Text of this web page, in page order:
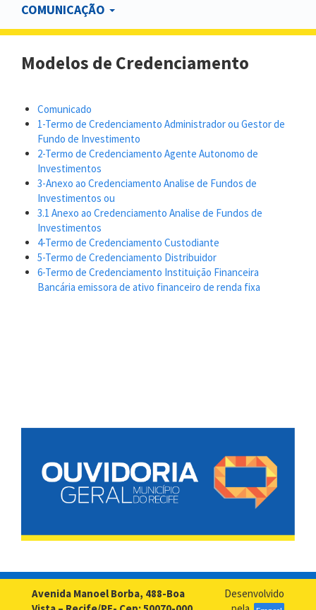
COMUNICAÇÃO
Modelos de Credenciamento
Comunicado
1-Termo de Credenciamento Administrador ou Gestor de
Fundo de Investimento
2-Termo de Credenciamento Agente Autonomo de
Investimentos
3-Anexo ao Credenciamento Analise de Fundos de
Investimentos ou
3.1 Anexo ao Credenciamento Analise de Fundos de
Investimentos
4-Termo de Credenciamento Custodiante
5-Termo de Credenciamento Distribuidor
6-Termo de Credenciamento Instituição Financeira
Bancária emissora de ativo financeiro de renda fixa
Avenida Manoel Borba, 488-Boa
Desenvolvido